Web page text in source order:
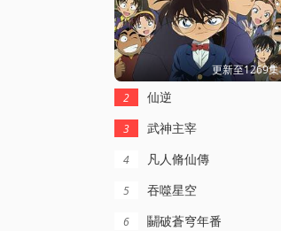
更新至1269集
2 仙逆
3 武神主宰
4 凡人脩仙傳
5 吞噬星空
6 鬭破蒼穹年番